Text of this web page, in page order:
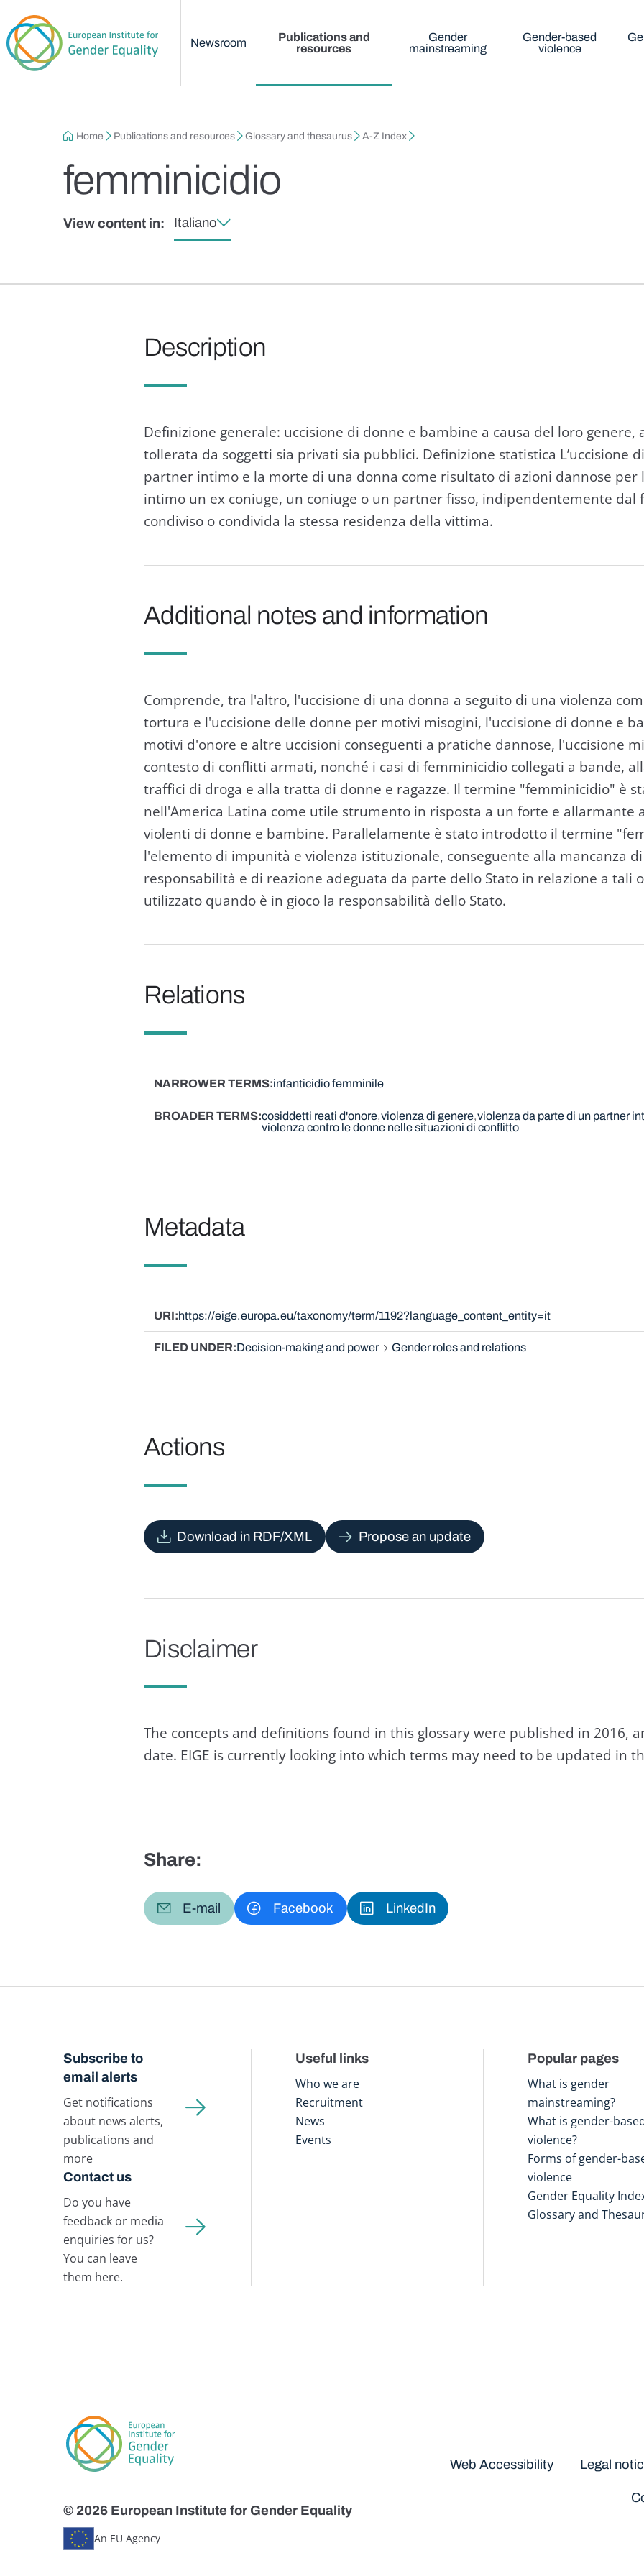
Newsroom
Publications and
resources
Gender
mainstreaming
Gender-based
violence
Breadcrumb
Home Publications and resources Glossary and thesaurus A-Z Index
femminicidio
View content in: Italiano
Description
Definizione generale: uccisione di donne e bambine a causa del loro genere,
tollerata da soggetti sia privati sia pubblici. Definizione statistica L’uccisione
partner intimo e la morte di una donna come risultato di azioni dannose
intimo un ex coniuge, un coniuge o un partner fisso, indipendentemente dal
condiviso o condivida la stessa residenza della vittima.
Additional notes and information
Comprende, tra l'altro, l'uccisione di una donna a seguito di una violenza
tortura e l'uccisione delle donne per motivi misogini, l'uccisione di donne e
motivi d'onore e altre uccisioni conseguenti a pratiche dannose, l'uccisione
contesto di conflitti armati, nonché i casi di femminicidio collegati a bande,
traffici di droga e alla tratta di donne e ragazze. Il termine "femminicidio" è
nell'America Latina come utile strumento in risposta a un forte e allarmante
violenti di donne e bambine. Parallelamente è stato introdotto il termine
l'elemento di impunità e violenza istituzionale, conseguente alla mancanza
responsabilità e di reazione adeguata da parte dello Stato in relazione a tali
utilizzato quando è in gioco la responsabilità dello Stato.
Relations
NARROWER TERMS infanticidio femminile
BROADER TERMS cosiddetti reati d'onore violenza di genere violenza da parte di un partner
violenza contro le donne nelle situazioni di conflitto
Metadata
URI https://eige.europa.eu/taxonomy/term/1192?language_content_entity=it
FILED UNDER Decision-making and power Gender roles and relations
Actions
Download in RDF/XML Propose an update
Disclaimer
The concepts and definitions found in this glossary were published in 2016,
date. EIGE is currently looking into which terms may need to be updated in
Share:
E-mail Facebook LinkedIn
Subscribe to
email alerts
Get notifications
about news alerts,
publications and
more
Contact us
Do you have
feedback or media
enquiries for us?
You can leave
them here.
Useful links
Who we are
Recruitment
News
Events
Popular pages
What is gender
mainstreaming?
What is gender-
violence?
Forms of gender-
violence
Gender Equality
Glossary and
© 2026 European Institute for Gender Equality
An EU Agency
Web Accessibility Legal